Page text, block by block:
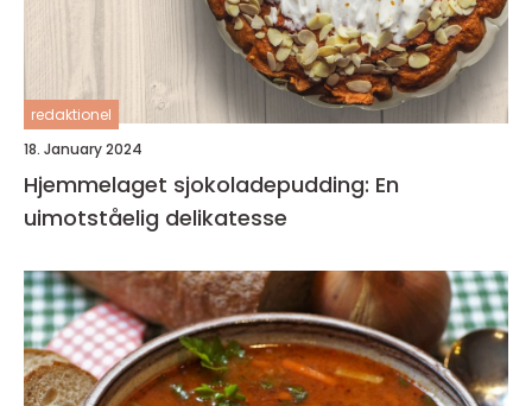
redaktionel
18. January 2024
Hjemmelaget sjokoladepudding: En
uimotståelig delikatesse